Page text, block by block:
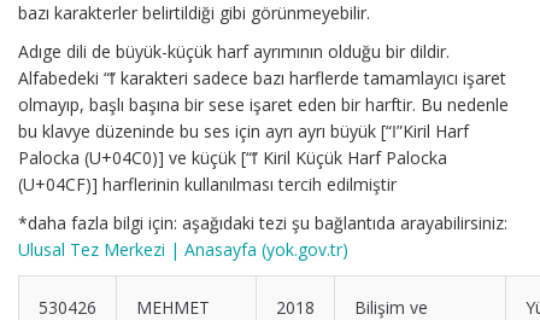
bazı karakterler belirtildiği gibi görünmeyebilir.
Adıge dili de büyük-küçük harf ayrımının olduğu bir dildir.
Alfabedeki “ӏ” karakteri sadece bazı harflerde tamamlayıcı işaret
olmayıp, başlı başına bir sese işaret eden bir harftir. Bu nedenle
bu klavye düzeninde bu ses için ayrı ayrı büyük [“Ӏ”Kiril Harf
Palocka (U+04C0)] ve küçük [“ӏ” Kiril Küçük Harf Palocka
(U+04CF)] harflerinin kullanılması tercih edilmiştir
*daha fazla bilgi için: aşağıdaki tezi şu bağlantıda arayabilirsiniz:
Ulusal Tez Merkezi | Anasayfa (yok.gov.tr)
530426
MEHMET
2018
Bilişim ve